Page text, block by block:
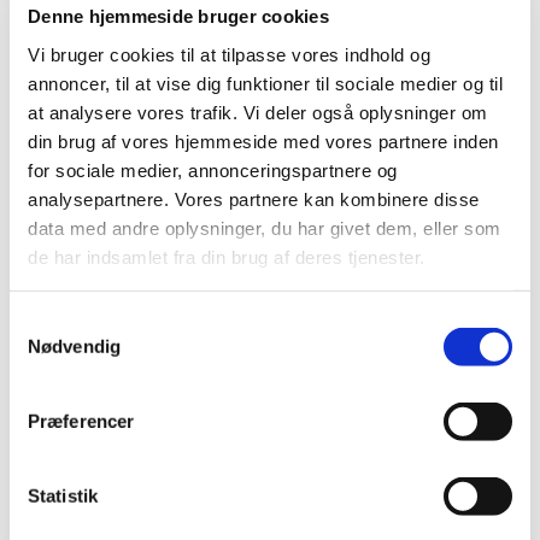
Denne hjemmeside bruger cookies
Vi bruger cookies til at tilpasse vores indhold og
annoncer, til at vise dig funktioner til sociale medier og til
at analysere vores trafik. Vi deler også oplysninger om
din brug af vores hjemmeside med vores partnere inden
for sociale medier, annonceringspartnere og
analysepartnere. Vores partnere kan kombinere disse
data med andre oplysninger, du har givet dem, eller som
de har indsamlet fra din brug af deres tjenester.
Nødvendig
Præferencer
Statistik
strammer op på formatkravene ved opdatering af
Invitation til 2. runde af markedsdialog om
LEOPARD – skriftlig høring
|9. juni 2017
Lægemiddelstyrelsen har forberedt et projekt om
udvikling af et nyt lægemiddelregister. I forlængelse af…
Ingen genberegning af medicintilskud 12. og
13. juni
|9. juni 2017
Borgere, der køber medicin mandag og tirsdag den 12. og
juni til 13. juni